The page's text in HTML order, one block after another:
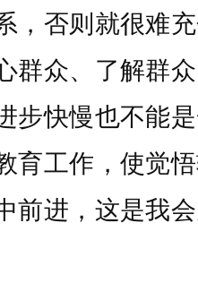
，否则就很难
群众、了解群
步快慢也不能
育工作，使觉
前进，这是我